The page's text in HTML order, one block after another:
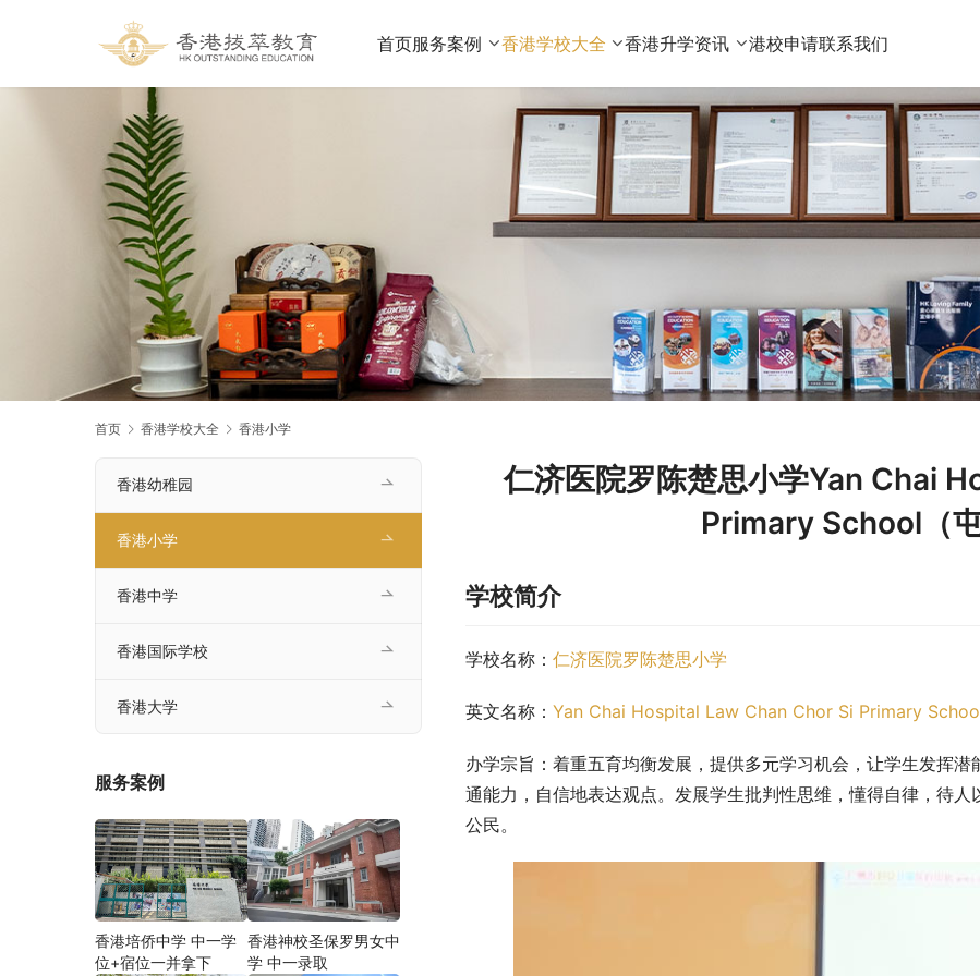
首页服务案例 香港学校大全 香港升学资讯 港校申请联系我们
首页 香港学校大全 香港小学
仁济医院罗陈楚思小学Yan Chai
Primary School（屯
学校简介
学校名称： 仁济医院罗陈楚思小学
英文名称： Yan Chai Hospital Law Chan Chor Si Primary
办学宗旨：着重五育均衡发展，提供多元学习机会，让学生发挥
通能力，自信地表达观点。发展学生批判性思维，懂得自律，待
公民。
香港幼稚园
香港小学
香港中学
香港国际学校
香港大学
服务案例
香港培侨中学 中一学
位+宿位一并拿下
香港神校圣保罗男女中
学 中一录取